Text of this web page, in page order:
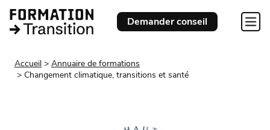
Demander conseil
Accueil
Annuaire de formations
Changement climatique, transitions et santé